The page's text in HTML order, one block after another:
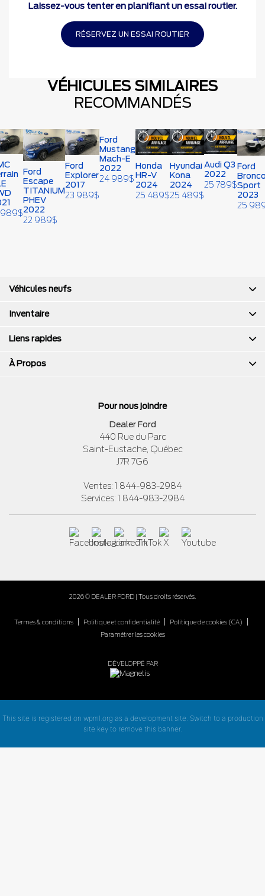
Laissez-vous tenter en planifiant un essai routier.
RÉSERVEZ UN ESSAI ROUTIER
VÉHICULES SIMILAIRES
RECOMMANDÉS
989$
Ford
Escape
TITANIUM
PHEV
2022
22 989$
Ford
Explorer
2017
23 989$
Ford
Mustang
Mach-E
2022
24 989$
Honda
HR-V
2024
25 489$
Hyundai
Kona
2024
25 489$
Audi Q3
2022
25 789$
Ford
Sport
2023
25
Pour nous joindre
Dealer Ford
440 Rue du Parc
Saint-Eustache, Québec
J7R 7G6
Ventes: 1 844-983-2984
Services: 1 844-983-2984
Véhicules neufs
Inventaire
Liens rapides
À Propos
2026 © DEALER FORD | Tous droits réservés.
Termes & conditions | Politique et confidentialité | Politique de cookies (CA) |
Paramétrer les cookies
DÉVELOPPÉ PAR
This site is registered on wpml.org as a development site. Switch to a production
site key to remove this banner.